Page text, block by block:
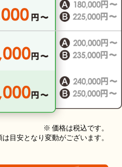
※ 価格は税込です。
目安となり変動がございます。